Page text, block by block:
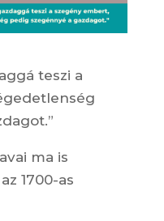
teszi a
ma is
1700-as